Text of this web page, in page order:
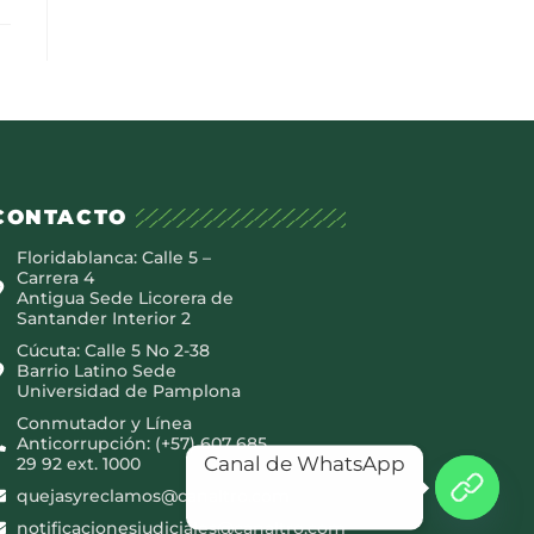
Floridablanca: Calle 5 –
Carrera 4
Antigua Sede Licorera de
Santander Interior 2
Cúcuta: Calle 5 No 2-38
Barrio Latino Sede
Universidad de Pamplona
Conmutador y Línea
Anticorrupción: (+57) 607 685
29 92 ext. 1000
quejasyreclamos@canaltro.com
notificacionesjudiciales@canaltro.com
Canal de WhatsApp